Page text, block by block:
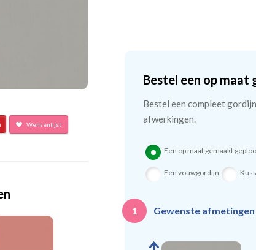
Wensenlijst
Bestel een op
Bestel een compleet
afwerkingen.
Een op maat gemaakt
Een vouwgordijn
1 Gewenste afmetingen